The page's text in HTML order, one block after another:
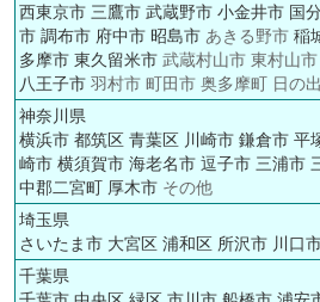
西東京市 三鷹市 武蔵野市 小金井市 国
市 調布市 府中市 昭島市あきる野市 稲
多摩市 東久留米市武蔵村山市 東村山
八王子市羽村市 町田市 奥多摩町 日の
神奈川県
横浜市 都筑区 青葉区 川崎市 鎌倉市 平
崎市 横須賀市 海老名市 逗子市 三浦市
中郡二宮町 厚木市その他
埼玉県
さいたま市 大宮区 浦和区 所沢市 川口
千葉県